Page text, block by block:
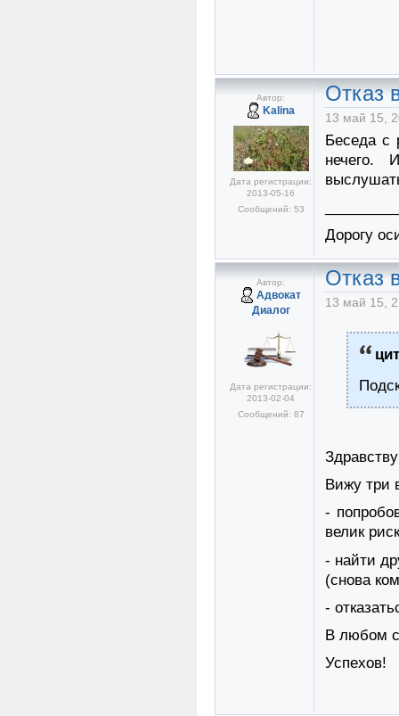
Автор:
Kalina
Дата регистрации:
2013-05-16
Сообщений: 53
Отказ
13 май 15,
Беседа с
нечего.
Дорогу
Автор:
Адвокат
Диалог
Дата регистрации:
2013-02-04
Сообщений: 87
Отказ
13 май 15,
Вижу три
-
велик
- найти
(снова
-
В любом
Успехов!